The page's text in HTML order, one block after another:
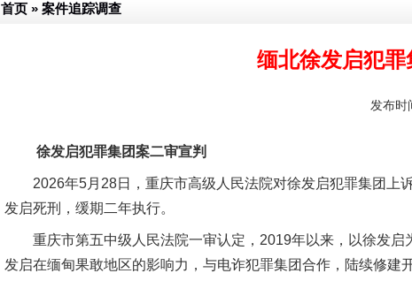
首页 » 案件追踪调查
缅北徐发启犯罪
发布时
徐发启犯罪集团案二审宣判
2026年5月28日，重庆市高级人民法院对徐发启犯罪集团上
发启死刑，缓期二年执行。
重庆市第五中级人民法院一审认定，2019年以来，以徐发启
发启在缅甸果敢地区的影响力，与电诈犯罪集团合作，陆续修
一批国家